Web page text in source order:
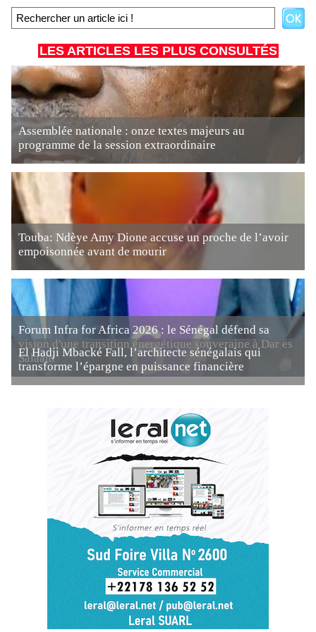
LES ARTICLES LES PLUS CONSULTÉS
Assemblée nationale : onze textes majeurs au
programme de la session extraordinaire
Touba: Ndèye Amy Dione accuse un proche de l’avoir
empoisonnée avant de mourir
Forum Infra for Africa 2026 : le Sénégal défend sa
vision d'une transition énergétique souveraine à Dar es
Salaam
El Hadji Mbacké Fall, l’architecte sénégalais qui
transforme l’épargne en puissance financière